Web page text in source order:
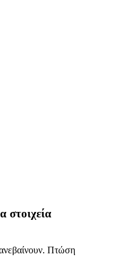
στοιχεία
Πτώση